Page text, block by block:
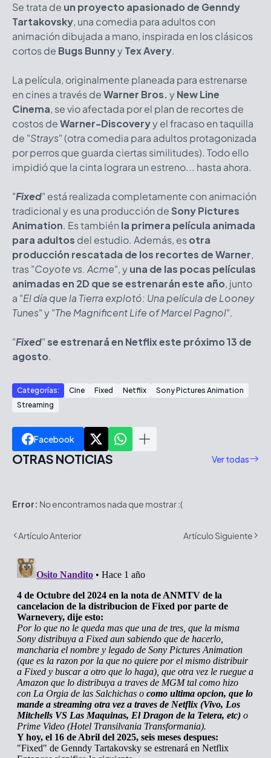
Se trata de un proyecto apasionado de Genndy
Tartakovsky, una comedia para adultos con
animación dibujada a mano, inspirada en los clásicos
cortos de Bugs BunnyyTex Avery.
La película, originalmente planeada para estrenarse
en cines a través deWarner Bros.yNew Line
Cinema, se vio afectada por el plan de recortes de
costos deWarner-Discoveryy el fracaso en taquilla
de "Strays" (otra comedia para adultos protagonizada
por perros que guarda ciertas similitudes). Todo ello
impidió que la cinta lograra un estreno... hasta ahora.
"Fixed" está realizada completamente con animación
tradicional y es una producción de Sony Pictures
Animation. Es también la primera película animada
para adultos del estudio. Además, esotra
producción rescatada de los recortes de Warner,
tras "Coyote vs. Acme", yuna de las pocas películas
animadas en 2D que se estrenarán este año, junto
a "El día que la Tierra explotó: Una película de Looney
Tunes" y "The Magnificent Life of Marcel Pagnol".
"Fixed"se estrenará en Netflix este próximo 13 de
agosto.
Categorías: Cine Fixed Netflix
Sony Pictures Animation
Streaming
Facebook
OTRAS NOTICIAS Ver todas
Error: No encontramos nada que mostrar :(
Artículo Anterior Artículo Siguiente